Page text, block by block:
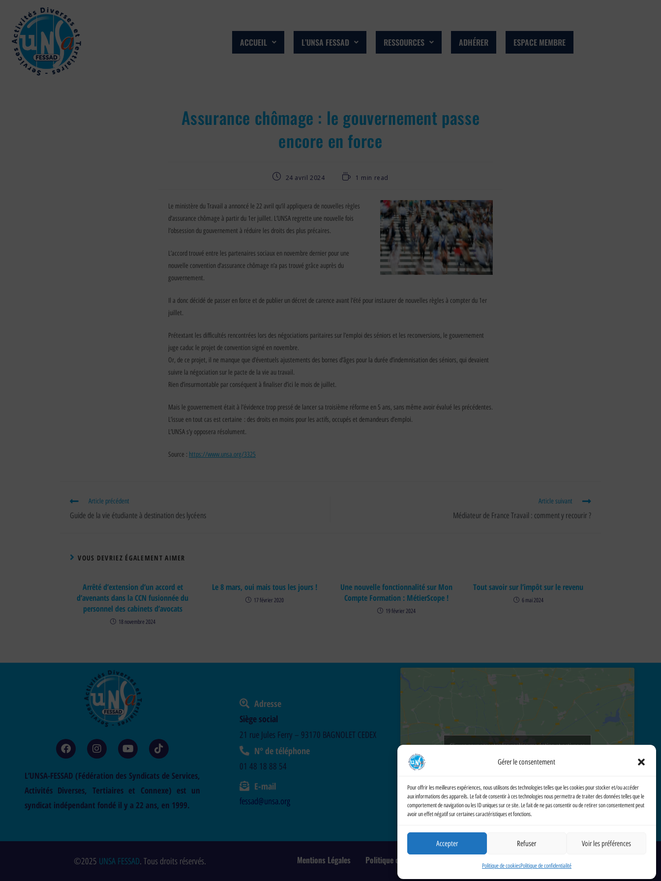
Gérer le consentement
Pour offrir les meilleures expériences, nous utilisons des technologies telles que les cookies pour stocker et/ou accéder
aux informations des appareils. Le fait de consentir à ces technologies nous permettra de traiter des données telles que le
comportement de navigation ou les ID uniques sur ce site. Le fait de ne pas consentir ou de retirer son consentement peut
avoir un effet négatif sur certaines caractéristiques et fonctions.
Accepter Refuser Voir les préférences
Politique de cookiesPolitique de confidentialité
ACCUEIL L’UNSA FESSAD RESSOURCES ADHÉRER ESPACE MEMBRE
Assurance chômage : le gouvernement passe
encore en force
24 avril 2024 1 min read
Le ministère du Travail a annoncé le 22 avril qu’il appliquera de nouvelles règles
d’assurance chômage à partir du 1er juillet. L’UNSA regrette une nouvelle fois
l’obsession du gouvernement à réduire les droits des plus précaires.
L’accord trouvé entre les partenaires sociaux en novembre dernier pour une
nouvelle convention d’assurance chômage n’a pas trouvé grâce auprès du
gouvernement.
Il a donc décidé de passer en force et de publier un décret de carence avant l’été pour instaurer de nouvelles règles à compter du 1er
juillet.
Prétextant les difficultés rencontrées lors des négociations paritaires sur l’emploi des séniors et les reconversions, le gouvernement
juge caduc le projet de convention signé en novembre.
Or, de ce projet, il ne manque que d’éventuels ajustements des bornes d’âges pour la durée d’indemnisation des séniors, qui devaient
suivre la négociation sur le pacte de la vie au travail.
Rien d’insurmontable par conséquent à finaliser d’ici le mois de juillet.
Mais le gouvernement était à l’évidence trop pressé de lancer sa troisième réforme en 5 ans, sans même avoir évalué les précédentes.
L’issue en tout cas est certaine : des droits en moins pour les actifs, occupés et demandeurs d’emploi.
L’UNSA s’y opposera résolument.
Source : https://www.unsa.org/3325
Article précédent
Guide de la vie étudiante à destination des lycéens
Article suivant
Médiateur de France Travail : comment y recourir ?
VOUS DEVRIEZ ÉGALEMENT AIMER
Arrêté d’extension d’un accord et
d’avenants dans la CCN fusionnée du
personnel des cabinets d’avocats
18 novembre 2024
Le 8 mars, oui mais tous les jours !
17 février 2020
Une nouvelle fonctionnalité sur Mon
Compte Formation : MétierScope !
19 février 2024
Tout savoir sur l’impôt sur le revenu
6 mai 2024
L’UNSA-FESSAD (Fédération des Syndicats de Services,
Activités Diverses, Tertiaires et Connexe) est un
syndicat indépendant fondé il y a 22 ans, en 1999.
Adresse
Siège social
21 rue Jules Ferry – 93170 BAGNOLET CEDEX
N° de téléphone
01 48 18 88 54
E-mail
fessad@unsa.org
Cliquez pour accepter les cookies marketing et activer ce
contenu
©2025 UNSA FESSAD. Tous droits réservés. Mentions Légales Politique de cookies (UE)